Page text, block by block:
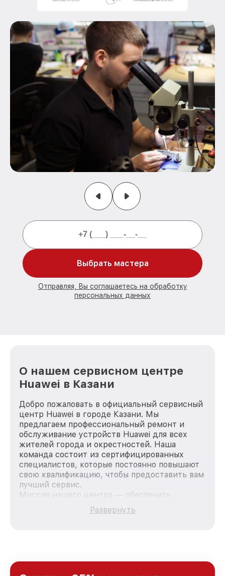
Выбрать мастера
Отправляя, Вы соглашаетесь на обработку
персональных данных
О нашем сервисном центре
Huawei в Казани
Добро пожаловать в официальный сервисный
центр Huawei в городе Казани. Мы
предлагаем профессиональный ремонт и
обслуживание устройств Huawei для всех
жителей города и окрестностей. Наша
команда состоит из сертифицированных
специалистов, которые постоянно повышают
свою квалификацию, чтобы предоставить вам
лучший сервис.
Миссия нашего центра — обеспечить
качественный и доступный ремонт для
каждого пользователя продукции Huawei, вне
Развернуть